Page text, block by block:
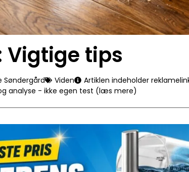
Vigtige tips
Søndergård Viden
Artiklen indeholder
analyse - ikke egen test (læs mere)